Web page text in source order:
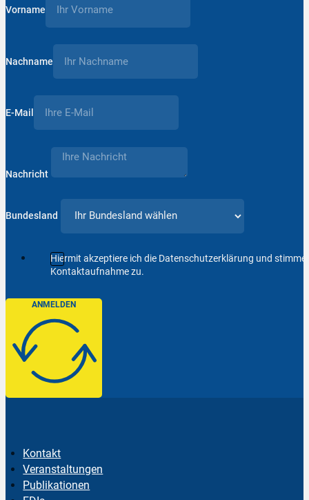
Vorname
Nachname
E-Mail
Nachricht
Bundesland
Hiermit akzeptiere ich die Datenschutzerklärung und
Kontaktaufnahme zu.
ANMELDEN
Kontakt
Veranstaltungen
Publikationen